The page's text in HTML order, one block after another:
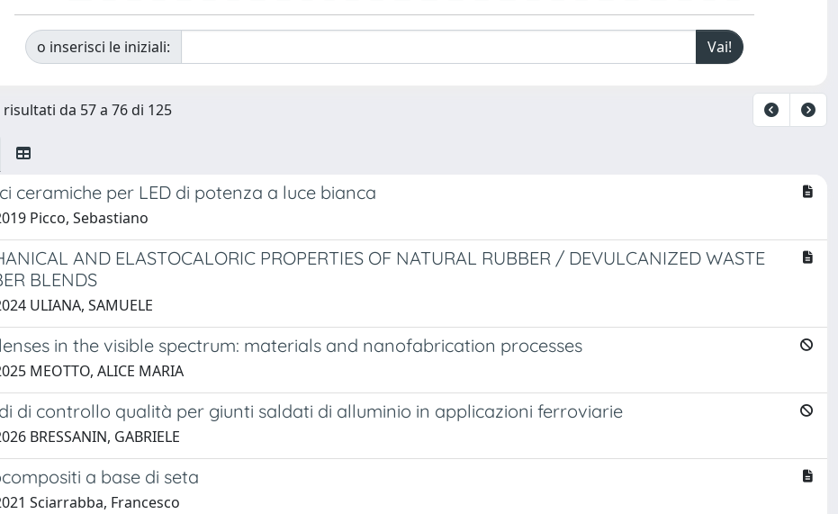
o inserisci le iniziali:
da 57 a 76 di 125
ceramiche per LED di potenza a luce bianca
Picco, Sebastiano
AND ELASTOCALORIC PROPERTIES OF NATURAL RUBBER / DEVULCANIZED WASTE
BLENDS
ULIANA, SAMUELE
in the visible spectrum: materials and nanofabrication processes
MEOTTO, ALICE MARIA
di controllo qualità per giunti saldati di alluminio in applicazioni ferroviarie
BRESSANIN, GABRIELE
a base di seta
Sciarrabba, Francesco